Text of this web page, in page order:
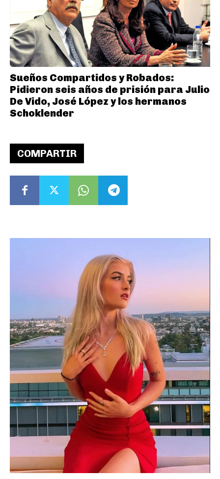
COMPARTIR
Sueños Compartidos y Robados:
Pidieron seis años de prisión para Julio
De Vido, José López y los hermanos
Schoklender